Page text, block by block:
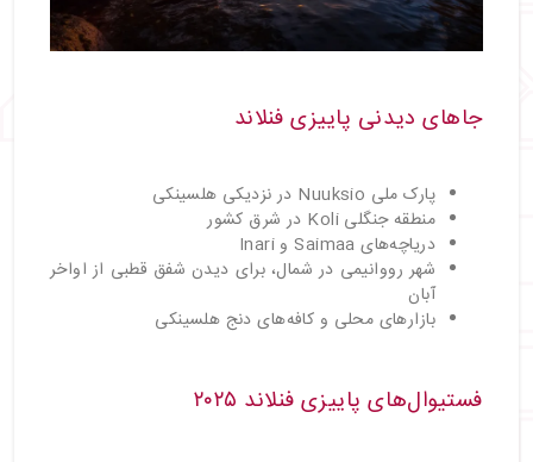
جاهای دیدنی پاییزی فنلاند
پارک ملی Nuuksio در نزدیکی هلسینکی
منطقه جنگلی Koli در شرق کشور
دریاچه‌های Saimaa و Inari
شهر رووانیمی در شمال، برای دیدن شفق قطبی از اواخر
آبان
بازارهای محلی و کافه‌های دنج هلسینکی
فستیوال‌های پاییزی فنلاند ۲۰۲۵